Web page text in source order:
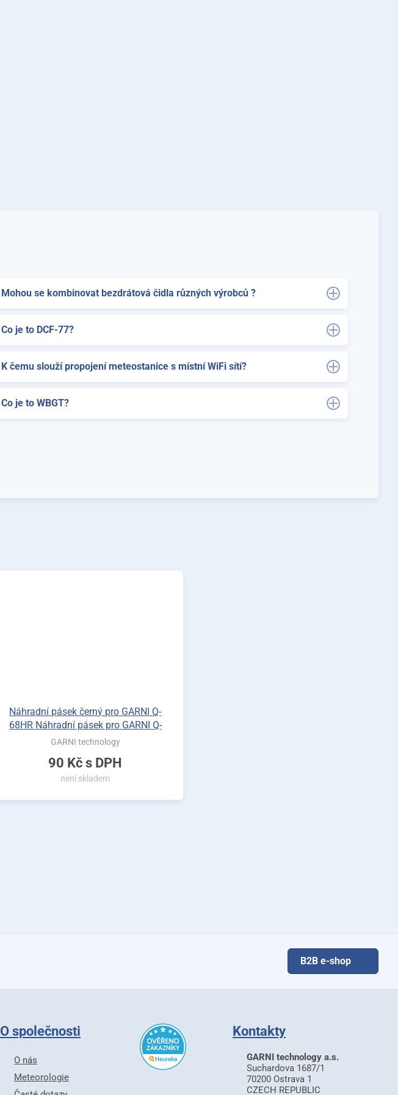
Mohou se kombinovat bezdrátová čidla různých výrobců ?
Co je to DCF-77?
K čemu slouží propojení meteostanice s místní WiFi sítí?
Co je to WBGT?
Náhradní pásek černý pro GARNI Q-
68HR Náhradní pásek pro GARNI Q-
68HR
GARNI technology
90 Kč s DPH
není skladem
B2B e-shop
O společnosti
O nás
Meteorologie
Kontakty
GARNI technology a.s.
Suchardova 1687/1
70200 Ostrava 1
CZECH REPUBLIC